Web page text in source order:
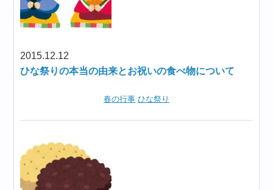
2015.12.12
ひな祭りの本当の由来とお祝いの食べ物について
春の行事 ひな祭り